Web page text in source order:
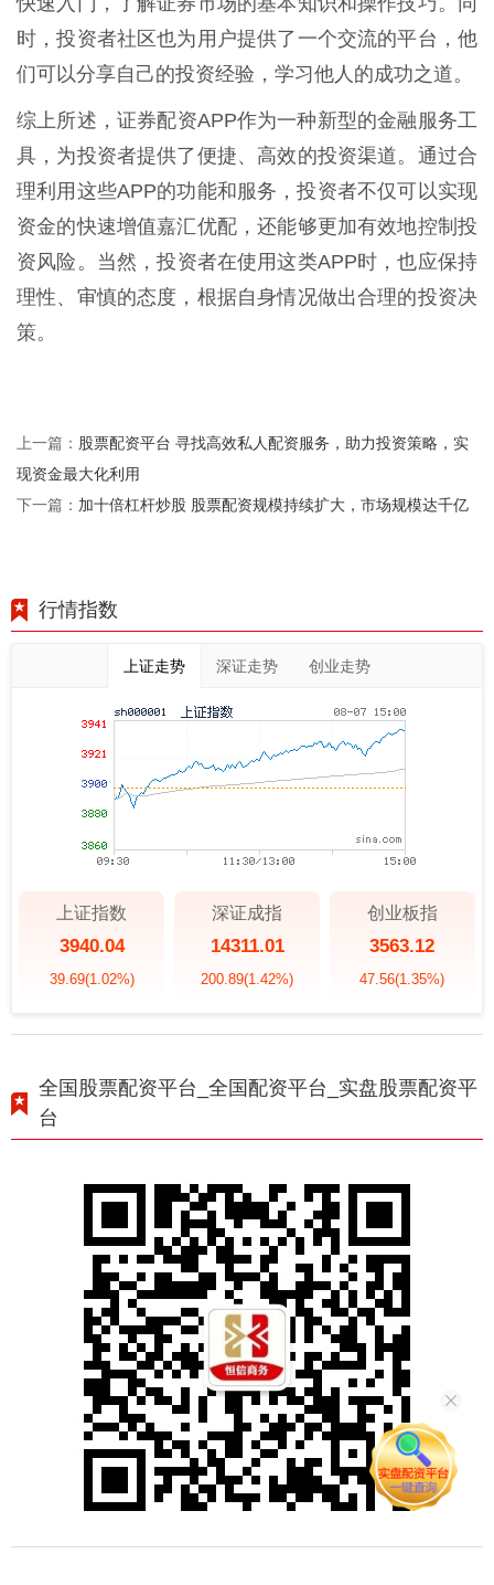
时，投资者社区也为用户提供了一个交流的平台，他
们可以分享自己的投资经验，学习他人的成功之道。
综上所述，证券配资APP作为一种新型的金融服务工
具，为投资者提供了便捷、高效的投资渠道。通过合
理利用这些APP的功能和服务，投资者不仅可以实现
资金的快速增值嘉汇优配，还能够更加有效地控制投
资风险。当然，投资者在使用这类APP时，也应保持
理性、审慎的态度，根据自身情况做出合理的投资决
策。
上一篇： 股票配资平台 寻找高效私人配资服务，助力投资策略，实
现资金最大化利用
下一篇： 加十倍杠杆炒股 股票配资规模持续扩大，市场规模达千亿
行情指数
上证走势 深证走势 创业走势
上证指数
3940.04
39.69(1.02%)
深证成指
14311.01
200.89(1.42%)
创业板指
3563.12
47.56(1.35%)
全国股票配资平台_全国配资平台_实盘股票配资平
台